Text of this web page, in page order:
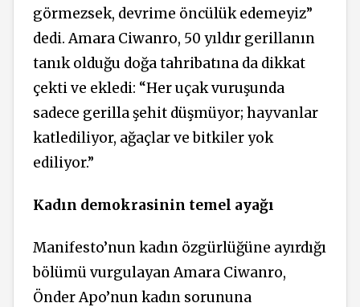
görmezsek, devrime öncülük edemeyiz”
dedi. Amara Ciwanro, 50 yıldır gerillanın
tanık olduğu doğa tahribatına da dikkat
çekti ve ekledi: “Her uçak vuruşunda
sadece gerilla şehit düşmüyor; hayvanlar
katlediliyor, ağaçlar ve bitkiler yok
ediliyor.”
Kadın demokrasinin temel ayağı
Manifesto’nun kadın özgürlüğüne ayırdığı
bölümü vurgulayan Amara Ciwanro,
Önder Apo’nun kadın sorununa